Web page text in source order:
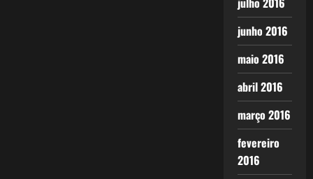
junho 2016
maio 2016
abril 2016
março 2016
fevereiro
2016